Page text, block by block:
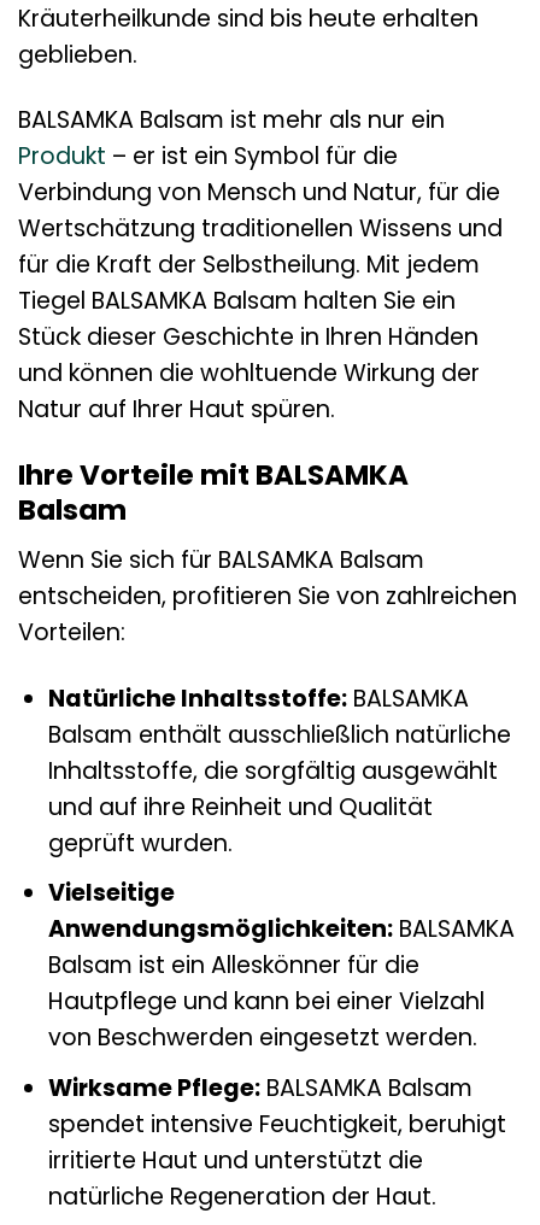
Kräuterheilkunde sind bis heute erhalten
geblieben.
BALSAMKA Balsam ist mehr als nur ein
Produkt – er ist ein Symbol für die
Verbindung von Mensch und Natur, für die
Wertschätzung traditionellen Wissens und
für die Kraft der Selbstheilung. Mit jedem
Tiegel BALSAMKA Balsam halten Sie ein
Stück dieser Geschichte in Ihren Händen
und können die wohltuende Wirkung der
Natur auf Ihrer Haut spüren.
Ihre Vorteile mit BALSAMKA
Balsam
Wenn Sie sich für BALSAMKA Balsam
entscheiden, profitieren Sie von zahlreichen
Vorteilen:
Natürliche Inhaltsstoffe:BALSAMKA
Balsam enthält ausschließlich natürliche
Inhaltsstoffe, die sorgfältig ausgewählt
und auf ihre Reinheit und Qualität
geprüft wurden.
Vielseitige
Anwendungsmöglichkeiten:BALSAMKA
Balsam ist ein Alleskönner für die
Hautpflege und kann bei einer Vielzahl
von Beschwerden eingesetzt werden.
Wirksame Pflege:BALSAMKA Balsam
spendet intensive Feuchtigkeit, beruhigt
irritierte Haut und unterstützt die
natürliche Regeneration der Haut.